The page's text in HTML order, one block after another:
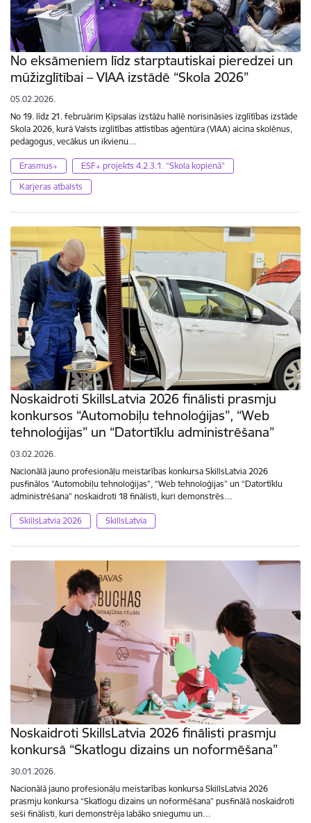
No eksāmeniem līdz starptautiskai pieredzei un
mūžizglītībai – VIAA izstādē “Skola 2026”
05.02.2026.
No 19. līdz 21. februārim Ķīpsalas izstāžu hallē norisināsies izglītības izstāde
Skola 2026, kurā Valsts izglītības attīstības aģentūra (VIAA) aicina skolēnus,
pedagogus, vecākus un ikvienu…
Erasmus+
ESF+ projekts 4.2.3.1. “Skola kopienā”
Karjeras atbalsts
Noskaidroti SkillsLatvia 2026 finālisti prasmju
konkursos “Automobiļu tehnoloģijas”, “Web
tehnoloģijas” un “Datortīklu administrēšana”
03.02.2026.
Nacionālā jauno profesionāļu meistarības konkursa SkillsLatvia 2026
pusfinālos “Automobiļu tehnoloģijas”, “Web tehnoloģijas” un “Datortīklu
administrēšana” noskaidroti 18 finālisti, kuri demonstrēs…
SkillsLatvia 2026 SkillsLatvia
Noskaidroti SkillsLatvia 2026 finālisti prasmju
konkursā “Skatlogu dizains un noformēšana”
30.01.2026.
Nacionālā jauno profesionāļu meistarības konkursa SkillsLatvia 2026
prasmju konkursa “Skatlogu dizains un noformēšana” pusfinālā noskaidroti
seši finālisti, kuri demonstrēja labāko sniegumu un…